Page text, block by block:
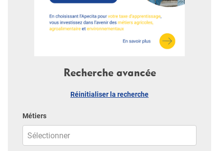
Recherche avancée
Réinitialiser la recherche
Métiers